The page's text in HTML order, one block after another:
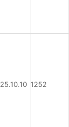
1252